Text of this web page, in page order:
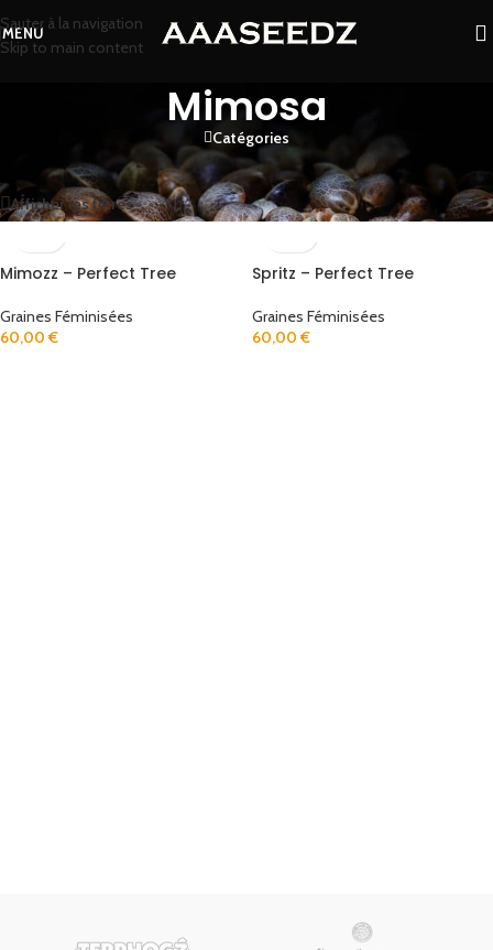
Sauter à la navigation
Skip to main content
MENU
Mimosa
Catégories
Produits identifiés “Mimosa” 2 résultats affichés
Afficher les filtres
Mimozz – Perfect Tree
Graines Féminisées
60,00€
Spritz – Perfect Tree
Graines Féminisées
60,00€